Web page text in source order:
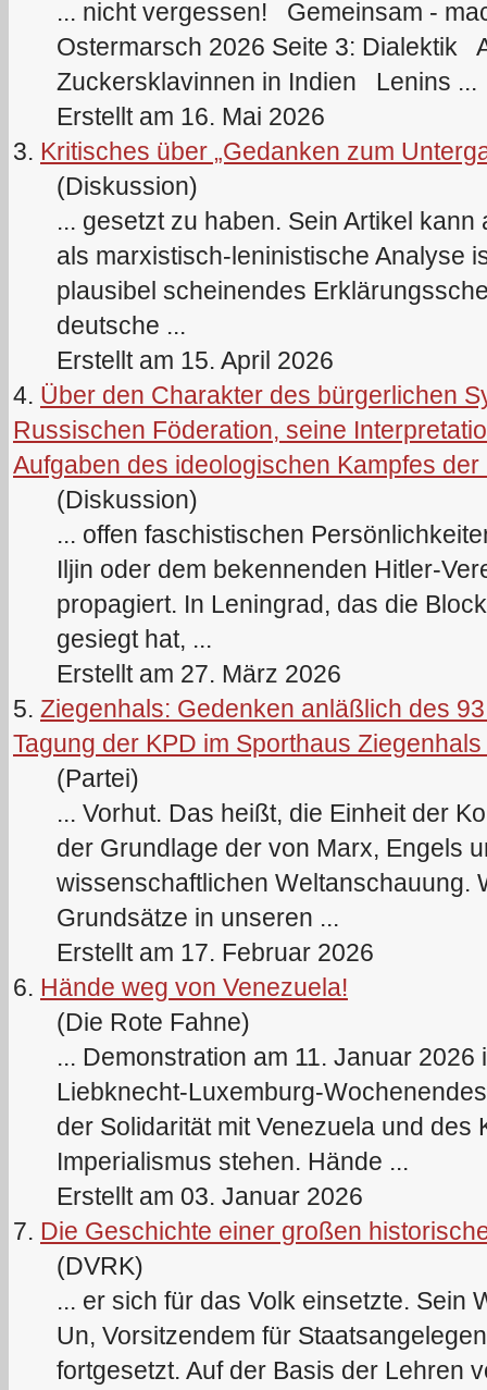
... nicht vergessen! Gemeinsam -
Ostermarsch 2026 Seite 3: Dialektik
Zuckersklavinnen in Indien Lenins ...
Erstellt am 16. Mai 2026
3. Kritisches über „Gedanken zum
(Diskussion)
... gesetzt zu haben. Sein Artikel
als marxistisch-leninistische Analyse
plausibel scheinendes
deutsche ...
Erstellt am 15. April 2026
4. Über den Charakter des bürgerlichen
Russischen Föderation, seine
Aufgaben des ideologischen Kampfes
(Diskussion)
... offen faschistischen
Iljin oder dem bekennenden Hitler-
propagiert. In Leningrad, das die
gesiegt hat, ...
Erstellt am 27. März 2026
5. Ziegenhals: Gedenken anläßlich des
Tagung der KPD im Sporthaus
(Partei)
... Vorhut. Das heißt, die Einheit der
der Grundlage der von Marx, Engels
wissenschaftlichen Weltanschauung.
Grundsätze in unseren ...
Erstellt am 17. Februar 2026
6. Hände weg von Venezuela!
(Die Rote Fahne)
... Demonstration am 11. Januar
Liebknecht-Luxemburg-
der Solidarität mit Venezuela und des
Imperialismus stehen. Hände ...
Erstellt am 03. Januar 2026
7. Die Geschichte einer großen
(DVRK)
... er sich für das Volk einsetzte. Sein
Un, Vorsitzendem für
fortgesetzt. Auf der Basis der Lehren